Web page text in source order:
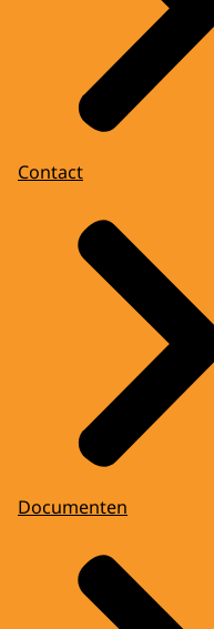
Contact
Documenten